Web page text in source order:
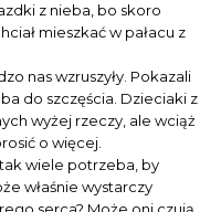
z nieba, bo skoro
mieszkać w pałacu z
nas wzruszyły. Pokazali
do szczęścia. Dzieciaki z
wyżej rzeczy, ale wciąż
o więcej.
wiele potrzeba, by
właśnie wystarczy